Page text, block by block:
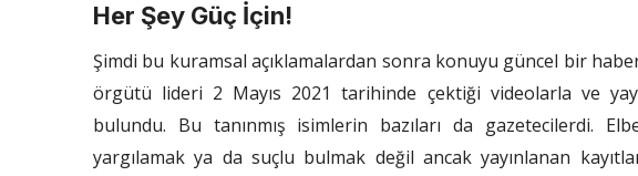
Her Şey Güç İçin!
Şimdi bu kuramsal açıklamalardan sonra konuyu güncel bir
örgütü lideri 2 Mayıs 2021 tarihinde çektiği videolarla ve
bulundu. Bu tanınmış isimlerin bazıları da gazetecilerdi.
yargılamak ya da suçlu bulmak değil ancak yayınlanan